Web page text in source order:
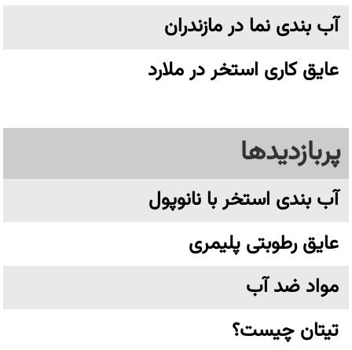
آب بندی نما در مازندران
عایق کاری استخر در ملارد
پربازدیدها
آب بندی استخر با نانوپول
عایق رطوبتی پلیمری
مواد ضد آب
تیتان چیست؟